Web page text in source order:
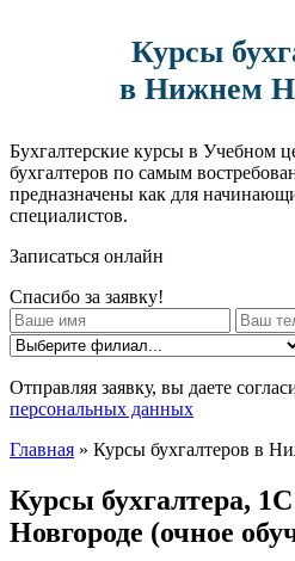
Курсы
в Нижнем
Бухгалтерские курсы в Учебном
бухгалтеров по самым
предназначены как для
специалистов.
Записаться онлайн
Спасибо за заявку!
Отправляя заявку, вы даете
персональных данных
Главная » Курсы бухгалтеров в
Курсы бухгалтера,
Новгороде (очное